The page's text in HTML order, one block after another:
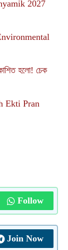
2027
Environmental
হলো! চেক
Ekti Pran
Follow
Join Now